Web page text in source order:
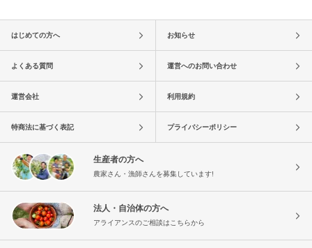
はじめての方へ お知らせ
よくある質問 運営へのお問い合わせ
運営会社 利用規約
特商法に基づく表記 プライバシーポリシー
生産者の方へ
農家さん・漁師さんを募集しています!
法人・自治体の方へ
アライアンスのご相談はこちらから